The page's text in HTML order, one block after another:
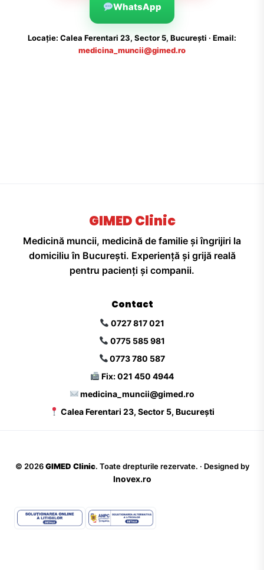
WhatsApp
Locație: Calea Ferentari 23, Sector 5, București · Email:
medicina_muncii@gimed.ro
GIMED Clinic
Medicină muncii, medicină de familie și îngrijiri la
domiciliu în București. Experiență și grijă reală
pentru pacienți și companii.
Contact
0727 817 021
0775 585 981
0773 780 587
Fix: 021 450 4944
medicina_muncii@gimed.ro
Calea Ferentari 23, Sector 5, București
© 2026 GIMED Clinic. Toate drepturile rezervate. · Designed by
Inovex.ro